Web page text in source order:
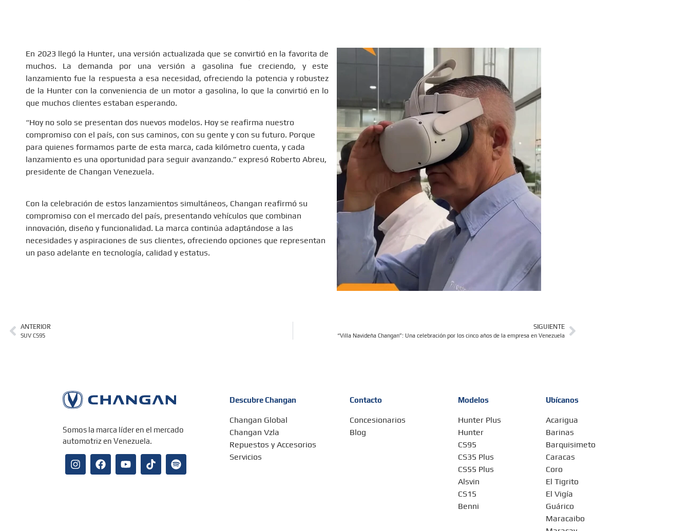
En 2023 llegó la Hunter, una versión actualizada que se convirtió en la favorita de
muchos. La demanda por una versión a gasolina fue creciendo, y este
lanzamiento fue la respuesta a esa necesidad, ofreciendo la potencia y robustez
de la Hunter con la conveniencia de un motor a gasolina, lo que la convirtió en lo
que muchos clientes estaban esperando.
“Hoy no solo se presentan dos nuevos modelos. Hoy se reafirma nuestro
compromiso con el país, con sus caminos, con su gente y con su futuro. Porque
para quienes formamos parte de esta marca, cada kilómetro cuenta, y cada
lanzamiento es una oportunidad para seguir avanzando.” expresó Roberto Abreu,
presidente de Changan Venezuela.
Con la celebración de estos lanzamientos simultáneos, Changan reafirmó su
compromiso con el mercado del país, presentando vehículos que combinan
innovación, diseño y funcionalidad. La marca continúa adaptándose a las
necesidades y aspiraciones de sus clientes, ofreciendo opciones que representan
un paso adelante en tecnología, calidad y estatus.
ANTERIOR
SUV CS95
SIGUIENTE
“Villa Navideña Changan”: Una celebración por los cinco años de la empresa en Venezuela
Somos la marca líder en el mercado
automotriz en Venezuela.
Descubre Changan
Changan Global
Changan Vzla
Repuestos y Accesorios
Servicios
Contacto
Concesionarios
Blog
Modelos
Hunter Plus
Hunter
CS95
CS35 Plus
CS55 Plus
Alsvin
CS15
Benni
Ubícanos
Acarigua
Barinas
Barquisimeto
Caracas
Coro
El Tigrito
El Vigía
Guárico
Maracaibo